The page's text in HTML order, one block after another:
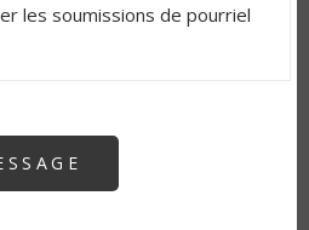
les soumissions de pourriel